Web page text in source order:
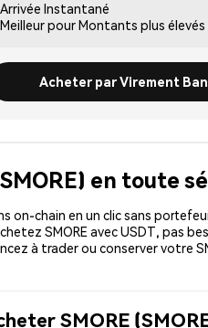
Arrivée Instantané
Meilleur pourMontants plus élevés
Acheter par Virement
en toute
on-chain en un clic sans
SMORE avec USDT, pas
à trader ou conserver votre
SMORE